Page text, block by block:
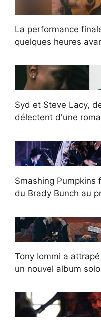
La performance
quelques heures
Syd et Steve Lacy,
délectent d'une
Smashing Pumpkins
du Brady Bunch au
Tony Iommi a
un nouvel album